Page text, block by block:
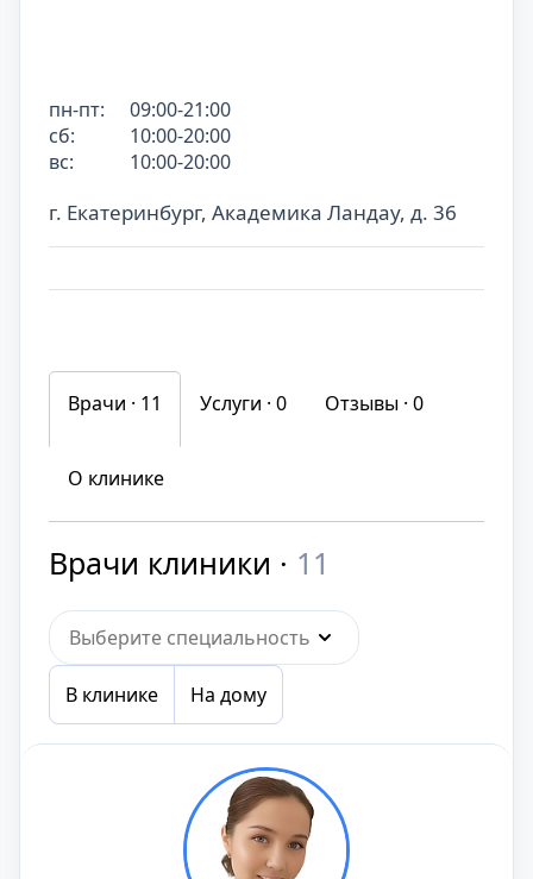
г. Екатеринбург, Академика Ландау, д. 36
пн-пт:
09:00-21:00
сб:
10:00-20:00
вс:
10:00-20:00
Врачи · 11 Услуги · 0 Отзывы · 0
О клинике
Врачи клиники · 11
Выберите специальность
В клинике На дому